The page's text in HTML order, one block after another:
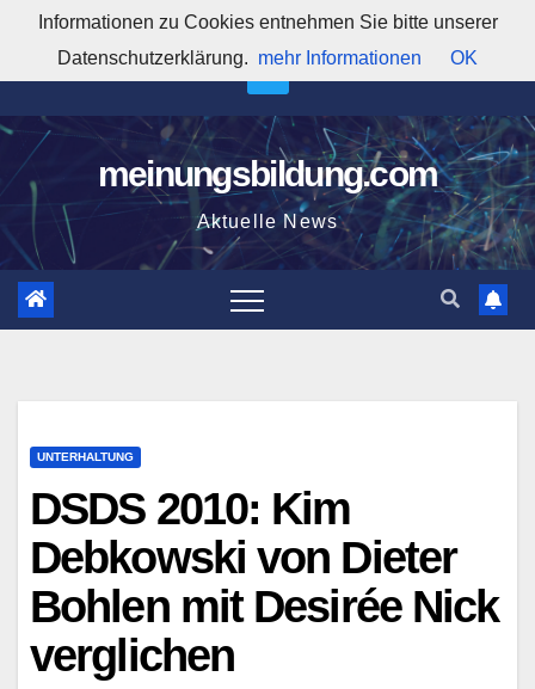
springen
6:21:06 AM
meinungsbildung.com
Aktuelle News
UNTERHALTUNG
DSDS 2010: Kim
Debkowski von Dieter
Bohlen mit Desirée Nick
verglichen
Informationen zu Cookies entnehmen Sie bitte unserer
Datenschutzerklärung. mehr Informationen OK